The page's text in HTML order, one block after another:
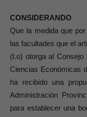
CONSIDERANDO
Que la medida que
las facultades que el
(t.o) otorga al Consejo
Ciencias Económicas
ha recibido una
Administración
para establecer una